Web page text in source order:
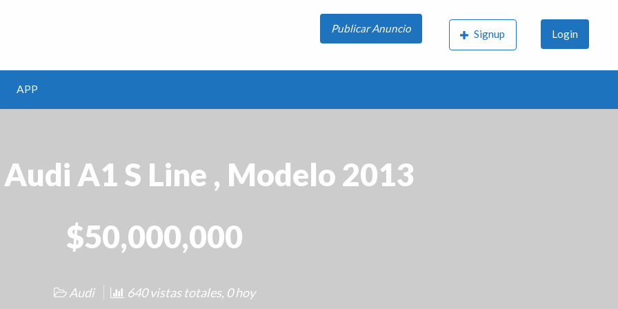
Publicar Anuncio Signup Login
APP
A1 S Line , Modelo 2013
$50,000,000
Audi 640 vistas totales, 0 hoy